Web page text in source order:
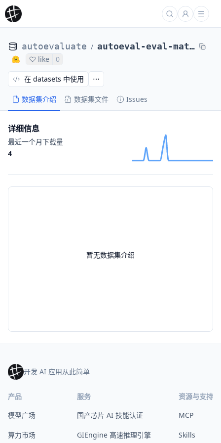
autoevaluate / autoeval-eval-mathemakitten__winobias_antistereotype_test_cot_v2-math-db74ac-2016866700
like 0
数据集介绍 数据集文件 Issues
在 datasets 中使用
暂无数据集介绍
详细信息
最近一个月下载量
4
开发 AI 应用从此简单
产品
模型广场
算力市场
服务
国产芯片 AI 技能认证
GIEngine 高速推理引擎
资源与支持
MCP
Skills